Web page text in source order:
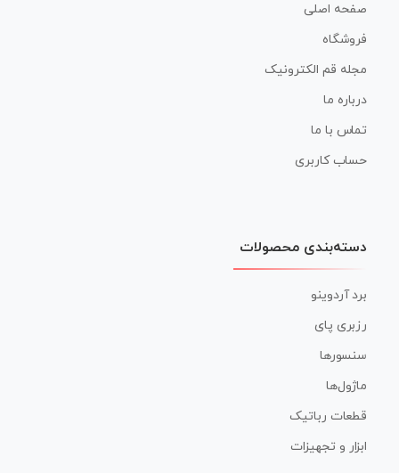
صفحه اصلی
فروشگاه
مجله قم الکترونیک
درباره ما
تماس با ما
حساب کاربری
دسته‌بندی محصولات
برد آردوینو
رزبری پای
سنسورها
ماژول‌ها
قطعات رباتیک
ابزار و تجهیزات